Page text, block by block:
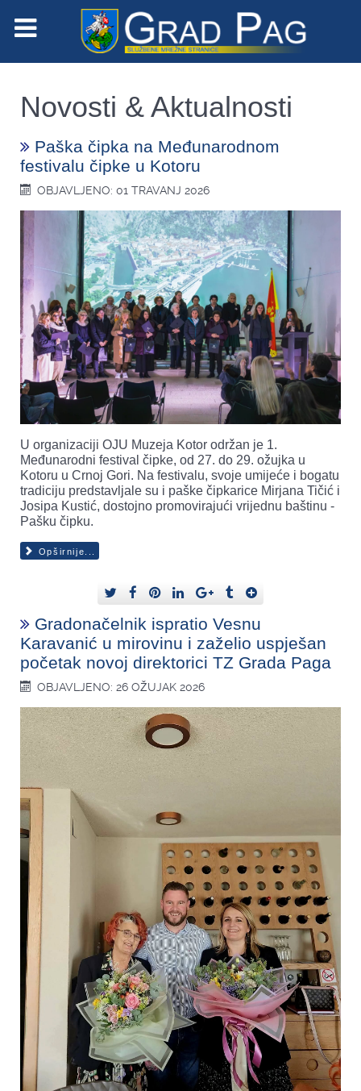
Novosti & Aktualnosti
Paška čipka na Međunarodnom
festivalu čipke u Kotoru
OBJAVLJENO: 01 TRAVANJ 2026
U organizaciji OJU Muzeja Kotor održan je 1.
Međunarodni festival čipke, od 27. do 29. ožujka u
Kotoru u Crnoj Gori. Na festivalu, svoje umijeće i bogatu
tradiciju predstavljale su i paške čipkarice Mirjana Tičić i
Josipa Kustić, dostojno promovirajući vrijednu baštinu -
Pašku čipku.
Opširnije...
Gradonačelnik ispratio Vesnu
Karavanić u mirovinu i zaželio uspješan
početak novoj direktorici TZ Grada Paga
OBJAVLJENO: 26 OŽUJAK 2026